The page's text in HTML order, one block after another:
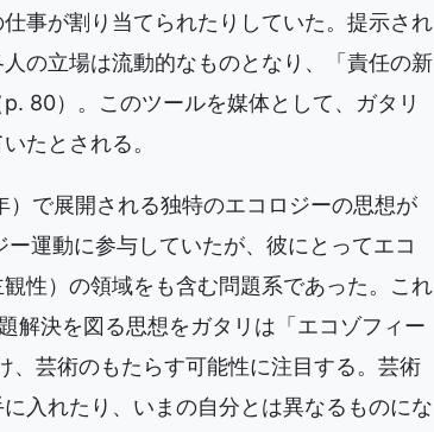
事が割り当てられたりしていた。提示され
の立場は流動的なものとなり、「責任の新
80）。このツールを媒体として、ガタリ
たとされる。
で展開される独特のエコロジーの思想が
運動に参与していたが、彼にとってエコ
性）の領域をも含む問題系であった。これ
解決を図る思想をガタリは「エコゾフィー
芸術のもたらす可能性に注目する。芸術
入れたり、いまの自分とは異なるものにな